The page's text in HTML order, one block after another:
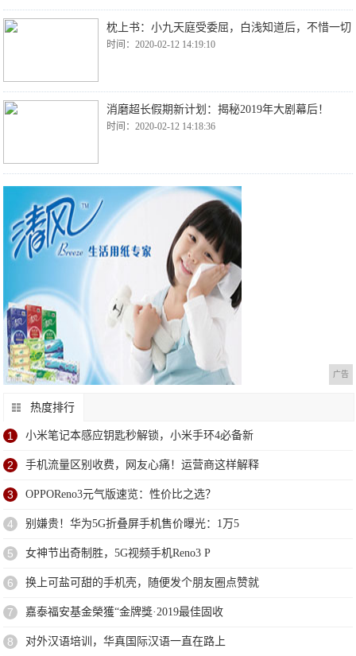
枕上书：小九天庭受委屈，白浅知道后，不惜一切
时间：2020-02-12 14:19:10
消磨超长假期新计划：揭秘2019年大剧幕后！
时间：2020-02-12 14:18:36
广告
热度排行
1 小米笔记本感应钥匙秒解锁，小米手环4必备新
2 手机流量区别收费，网友心痛！运营商这样解释
3 OPPOReno3元气版速览：性价比之选？
4 别嫌贵！华为5G折叠屏手机售价曝光：1万5
5 女神节出奇制胜，5G视频手机Reno3 P
6 换上可盐可甜的手机壳，随便发个朋友圈点赞就
7 嘉泰福安基金榮獲“金牌獎·2019最佳固收
8 对外汉语培训，华真国际汉语一直在路上